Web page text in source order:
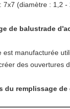
(diamètre : 1,2
de balustrade
manufacturée
des ouvertures
du remplissage